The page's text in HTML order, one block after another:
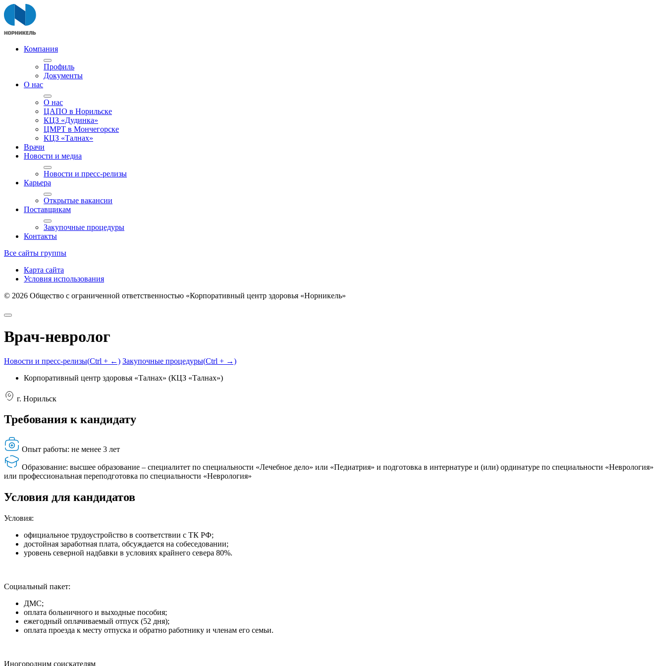
Компания
Профиль
Документы
О нас
О нас
ЦАПО в Норильске
КЦЗ «Дудинка»
ЦМРТ в Мончегорске
КЦЗ «Талнах»
Врачи
Новости и медиа
Новости и пресс-релизы
Карьера
Открытые вакансии
Поставщикам
Закупочные процедуры
Контакты
Все сайты группы
Карта сайта
Условия использования
© 2026 Общество с ограниченной ответственностью «Корпоративный центр здоровья «Норникель»
Врач-невролог
Новости и пресс-релизы(Ctrl + ←) Закупочные процедуры(Ctrl + →)
Корпоративный центр здоровья «Талнах» (КЦЗ «Талнах»)
г. Норильск
Требования к кандидату
Опыт работы: не менее 3 лет
Образование: высшее образование – специалитет по специальности «Лечебное дело» или «Педиатрия» и подготовка в интернатуре и (или) ординатуре по специальности «Неврология»
или профессиональная переподготовка по специальности «Неврология»
Условия для кандидатов
Условия:
официальное трудоустройство в соответствии с ТК РФ;
достойная заработная плата, обсуждается на собеседовании;
уровень северной надбавки в условиях крайнего севера 80%.
Социальный пакет:
ДМС;
оплата больничного и выходные пособия;
ежегодный оплачиваемый отпуск (52 дня);
оплата проезда к месту отпуска и обратно работнику и членам его семьи.
Иногородним соискателям